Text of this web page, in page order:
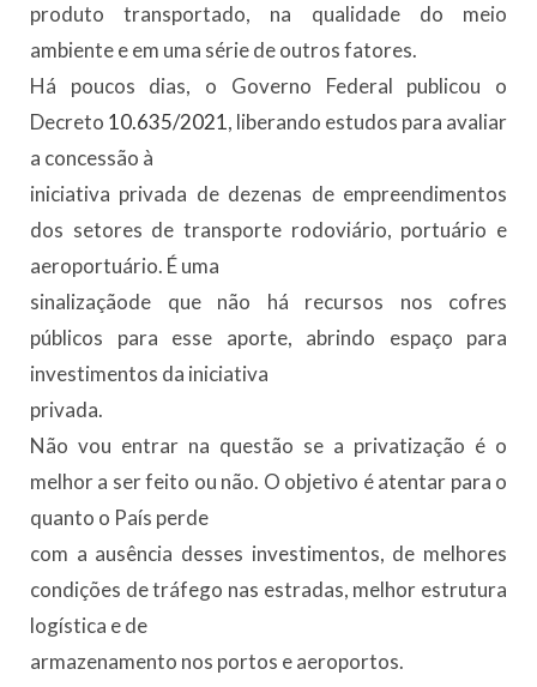
produto transportado, na qualidade do meio
ambiente e em uma série de outros fatores.
Há poucos dias, o Governo Federal publicou o
Decreto 10.635/2021, liberando estudos para avaliar
a concessão à
iniciativa privada de dezenas de empreendimentos
dos setores de transporte rodoviário, portuário e
aeroportuário. É uma
sinalizaçãode que não há recursos nos cofres
públicos para esse aporte, abrindo espaço para
investimentos da iniciativa
privada.
Não vou entrar na questão se a privatização é o
melhor a ser feito ou não. O objetivo é atentar para o
quanto o País perde
com a ausência desses investimentos, de melhores
condições de tráfego nas estradas, melhor estrutura
logística e de
armazenamento nos portos e aeroportos.